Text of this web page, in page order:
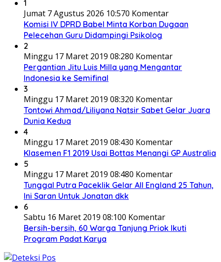
1
Jumat 7 Agustus 2026 10:570 Komentar
Komisi IV DPRD Babel Minta Korban Dugaan
Pelecehan Guru Didampingi Psikolog
2
Minggu 17 Maret 2019 08:280 Komentar
Pergantian Jitu Luis Milla yang Mengantar
Indonesia ke Semifinal
3
Minggu 17 Maret 2019 08:320 Komentar
Tontowi Ahmad/Liliyana Natsir Sabet Gelar Juara
Dunia Kedua
4
Minggu 17 Maret 2019 08:430 Komentar
Klasemen F1 2019 Usai Bottas Menangi GP Australia
5
Minggu 17 Maret 2019 08:480 Komentar
Tunggal Putra Paceklik Gelar All England 25 Tahun,
Ini Saran Untuk Jonatan dkk
6
Sabtu 16 Maret 2019 08:100 Komentar
Bersih-bersih, 60 Warga Tanjung Priok Ikuti
Program Padat Karya